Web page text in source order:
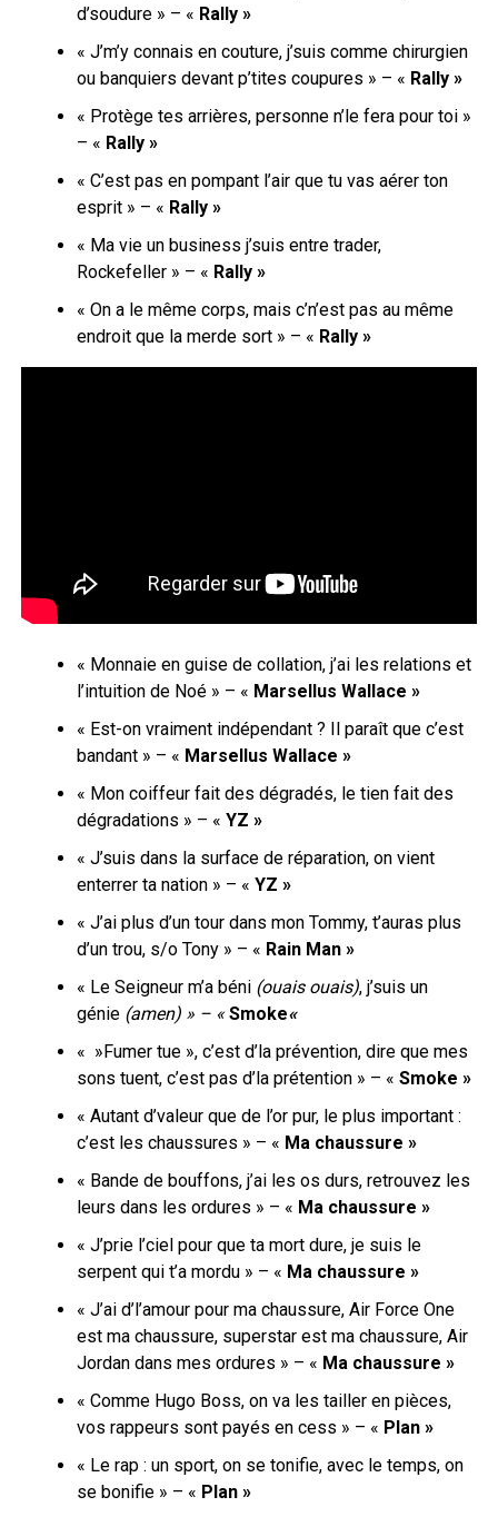
d’soudure » – « Rally »
« J’m’y connais en couture, j’suis comme chirurgien
ou banquiers devant p’tites coupures » – « Rally »
« Protège tes arrières, personne n’le fera pour toi »
– « Rally »
« C’est pas en pompant l’air que tu vas aérer ton
esprit » – « Rally »
« Ma vie un business j’suis entre trader,
Rockefeller» – « Rally »
« On a le même corps, mais c’n’est pas au même
endroit que la merde sort » – « Rally »
« Monnaie en guise de collation, j’ai les relations et
l’intuition de Noé » – « Marsellus Wallace »
« Est-on vraiment indépendant ? Il paraît que c’est
bandant » – « Marsellus Wallace »
« Mon coiffeur fait des dégradés, le tien fait des
dégradations » – « YZ »
« J’suis dans la surface de réparation, on vient
enterrer ta nation » – « YZ »
« J’ai plus d’un tour dans mon Tommy, t’auras plus
d’un trou, s/o Tony» – « Rain Man »
« Le Seigneur m’a béni (ouais ouais), j’suis un
génie (amen) » – «Smoke«
« »Fumer tue », c’est d’la prévention, dire que mes
sons tuent, c’est pas d’la prétention » – « Smoke »
« Autant d’valeur que de l’or pur, le plus important :
c’est les chaussures » – « Ma chaussure »
« Bande de bouffons, j’ai les os durs, retrouvez les
leurs dans les ordures » – « Ma chaussure »
« J’prie l’ciel pour que ta mort dure, je suis le
serpent qui t’a mordu » – « Ma chaussure »
« J’ai d’l’amour pour ma chaussure, Air Force One
est ma chaussure, superstar est ma chaussure, Air
Jordan dans mes ordures » – « Ma chaussure »
« Comme Hugo Boss, on va les tailler en pièces,
vos rappeurs sont payés en cess » – « Plan »
« Le rap : un sport, on se tonifie, avec le temps, on
se bonifie» – « Plan »